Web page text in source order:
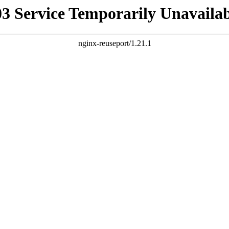
Service Temporarily
nginx-reuseport/1.21.1